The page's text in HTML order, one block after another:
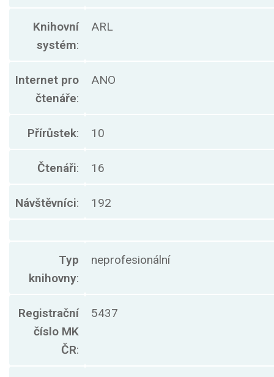
Knihovní
systém:
ARL
Internet pro
čtenáře:
ANO
Přírůstek: 10
Čtenáři: 16
Návštěvníci: 192
Typ
knihovny:
neprofesionální
Registrační
číslo MK
ČR:
5437